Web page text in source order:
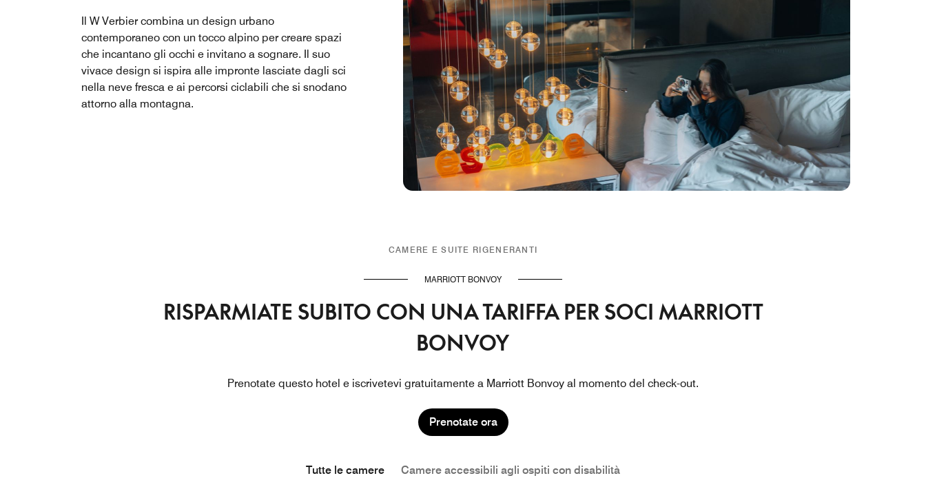
Il W Verbier combina un design urbano
contemporaneo con un tocco alpino per creare spazi
che incantano gli occhi e invitano a sognare. Il suo
vivace design si ispira alle impronte lasciate dagli sci
nella neve fresca e ai percorsi ciclabili che si snodano
attorno alla montagna.
CAMERE E SUITE RIGENERANTI
MARRIOTT BONVOY
RISPARMIATE SUBITO CON UNA TARIFFA PER SOCI MARRIOTT
BONVOY
Prenotate questo hotel e iscrivetevi gratuitamente a Marriott Bonvoy al momento del check-out.
Prenotate ora
Tutte le camere Camere accessibili agli ospiti con disabilità